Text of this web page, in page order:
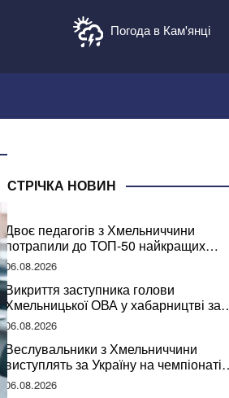
Погода в Кам'янці
СТРІЧКА НОВИН
Двоє педагогів з Хмельниччини
потрапили до ТОП-50 найкращих
учителів України
06.08.2026
Викриття заступника голови
Хмельницької ОВА у хабарництві за
підписання контрактів на ремонт доріг
06.08.2026
Веслувальники з Хмельниччини
виступлять за Україну на чемпіонаті
світу
06.08.2026